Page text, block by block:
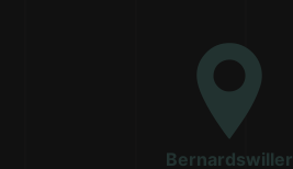
Bernardswiller